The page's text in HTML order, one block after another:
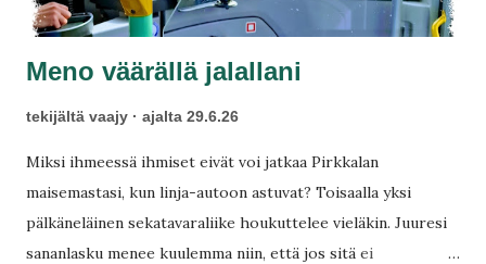
Meno väärällä jalallani
tekijältä vaajy ajalta 29.6.26
Miksi ihmeessä ihmiset eivät voi jatkaa Pirkkalan
maisemastasi, kun linja-autoon astuvat? Toisaalla yksi
pälkäneläinen sekatavaraliike houkuttelee vieläkin. Juuresi
sananlasku menee kuulemma niin, että jos sitä ei